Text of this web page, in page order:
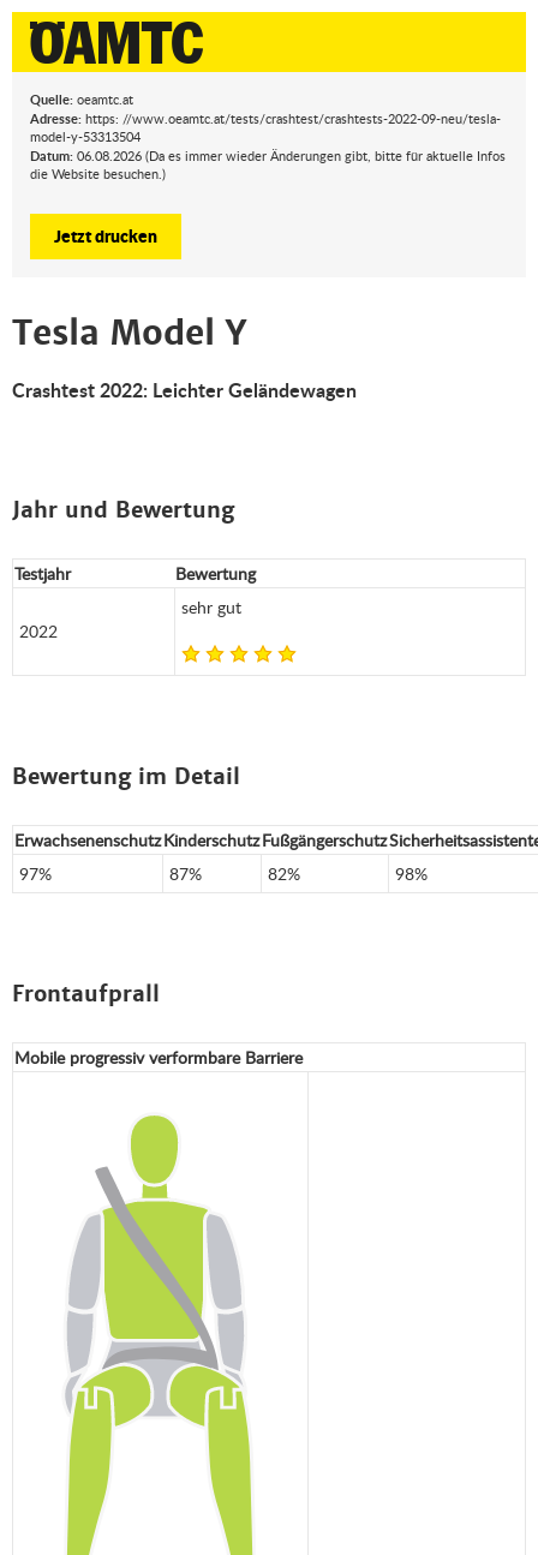
Quelle: oeamtc.at
Adresse: https: //www.oeamtc.at/tests/crashtest/crashtests-2022-09-neu/tesla-
model-y-53313504
Datum: 06.08.2026 (Da es immer wieder Änderungen gibt, bitte für aktuelle Infos
die Website besuchen.)
Jetzt drucken
Tesla Model Y
Crashtest 2022: Leichter Geländewagen
Jahr und Bewertung
Testjahr Bewertung
2022
sehr gut
Bewertung im Detail
ErwachsenenschutzKinderschutzFußgängerschutz
97%
87% 82% 98%
Frontaufprall
Mobile progressiv verformbare Barriere